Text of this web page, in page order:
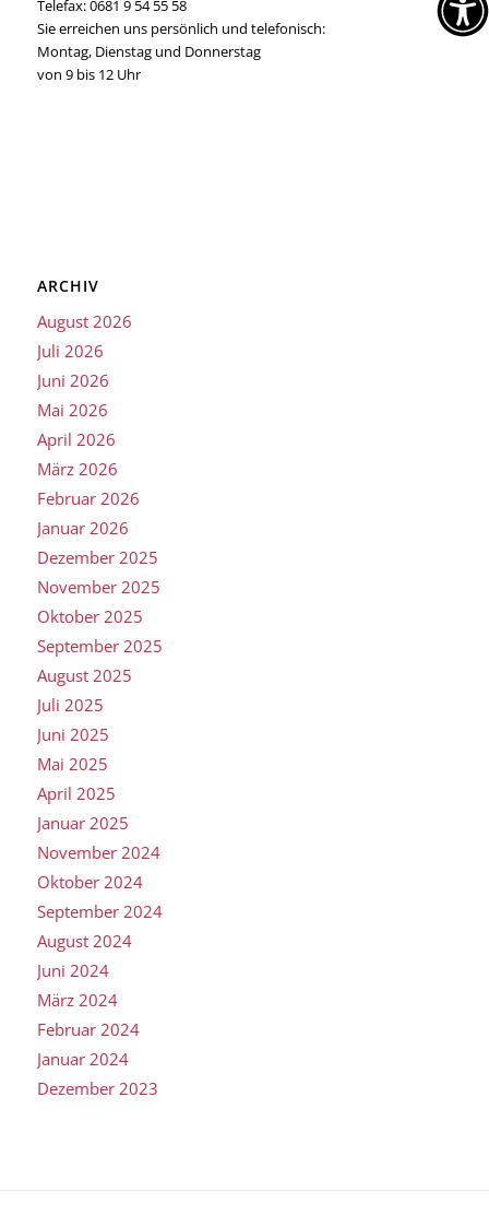
Telefax: 0681 9 54 55 58
Sie erreichen uns persönlich und telefonisch:
Montag, Dienstag und Donnerstag
von 9 bis 12 Uhr
ARCHIV
August 2026
Juli 2026
Juni 2026
Mai 2026
April 2026
März 2026
Februar 2026
Januar 2026
Dezember 2025
November 2025
Oktober 2025
September 2025
August 2025
Juli 2025
Juni 2025
Mai 2025
April 2025
Januar 2025
November 2024
Oktober 2024
September 2024
August 2024
Juni 2024
März 2024
Februar 2024
Januar 2024
Dezember 2023